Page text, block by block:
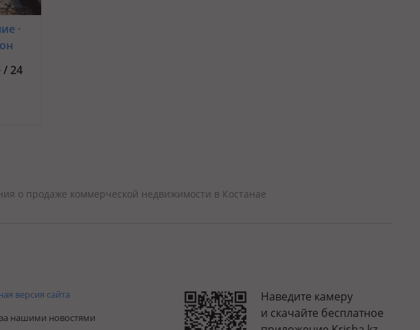
·
/ 24
о продаже коммерческой недвижимости в Костанае
версия сайта
нашими новостями
Наведите камеру
и скачайте бесплатное